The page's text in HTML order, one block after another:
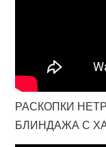
РАСКОПКИ
БЛИНДАЖА С